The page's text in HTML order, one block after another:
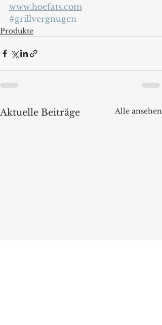
www.hoefats.com
#grillvergnugen
Produkte
Aktuelle Beiträge Alle ansehen